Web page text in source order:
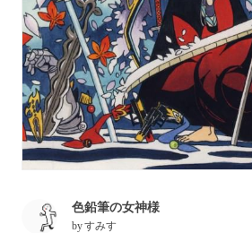
色鉛筆の女神様
byすみす